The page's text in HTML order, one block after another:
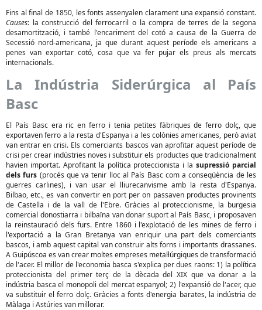
Fins al final de 1850, les fonts assenyalen clarament una expansió constant.
Causes: la construcció del ferrocarril o la compra de terres de la segona
desamortització, i també l'encariment del cotó a causa de la Guerra de
Secessió nord-americana, ja que durant aquest període els americans a
penes van exportar cotó, cosa que va fer pujar els preus als mercats
internacionals.
La Indústria Siderúrgica al País
Basc
El País Basc era ric en ferro i tenia petites fàbriques de ferro dolç, que
exportaven ferro a la resta d'Espanya i a les colònies americanes, però aviat
van entrar en crisi. Els comerciants bascos van aprofitar aquest període de
crisi per crear indústries noves i substituir els productes que tradicionalment
havien importat. Aprofitant la política proteccionista i lasupressió parcial
dels furs (procés que va tenir lloc al País Basc com a conseqüència de les
guerres carlines), i van usar el lliurecanvisme amb la resta d'Espanya.
Bilbao, etc., es van convertir en port per on passaven productes provinents
de Castella i de la vall de l'Ebre. Gràcies al proteccionisme, la burgesia
comercial donostiarra i bilbaïna van donar suport al País Basc, i proposaven
la reinstauració dels furs. Entre 1860 i l'explotació de les mines de ferro i
l'exportació a la Gran Bretanya van enriquir una part dels comerciants
bascos, i amb aquest capital van construir alts forns i importants drassanes.
A Guipúscoa es van crear moltes empreses metal·lúrgiques de transformació
de l'acer. El millor de l'economia basca s'explica per dues raons: 1) la política
proteccionista del primer terç de la dècada del XIX que va donar a la
indústria basca el monopoli del mercat espanyol; 2) l'expansió de l'acer, que
va substituir el ferro dolç. Gràcies a fonts d'energia barates, la indústria de
Màlaga i Astúries van millorar.